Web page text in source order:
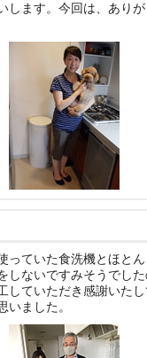
します。今回は、あり
っていた食洗機とほと
しないですみそうでし
していただき感謝いた
いました。